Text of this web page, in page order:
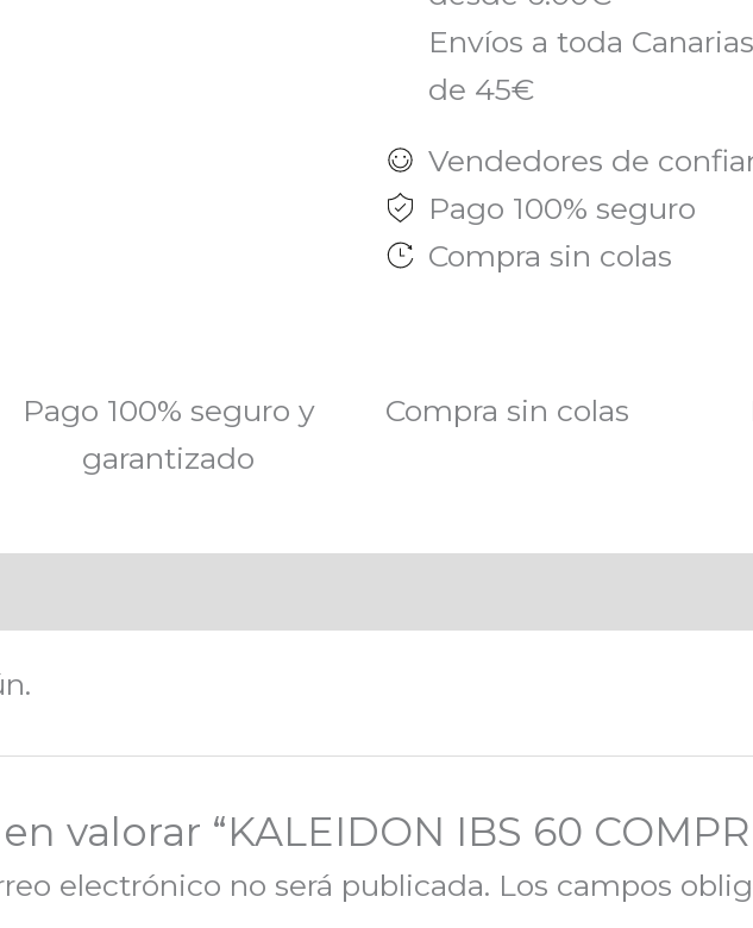
Envíos a toda
de 45€
Vendedores de
Pago 100% seguro
Compra sin colas
Pago 100% seguro y
garantizado
Compra sin colas
valorar “KALEIDON IBS 60
electrónico no será publicada. Los campos